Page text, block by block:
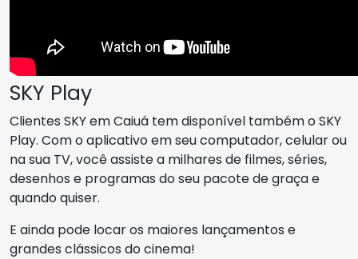
SKY Play
Clientes SKY em Caiuá tem disponível também o SKY
Play. Com o aplicativo em seu computador, celular ou
na sua TV, você assiste a milhares de filmes, séries,
desenhos e programas do seu pacote de graça e
quando quiser.
E ainda pode locar os maiores lançamentos e
grandes clássicos do cinema!